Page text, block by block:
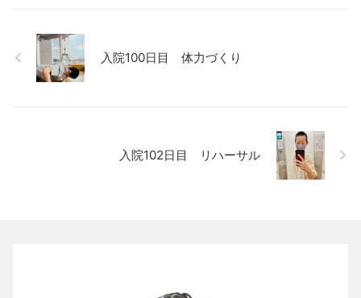
入院100日目 体力づくり
入院102日目 リハーサル